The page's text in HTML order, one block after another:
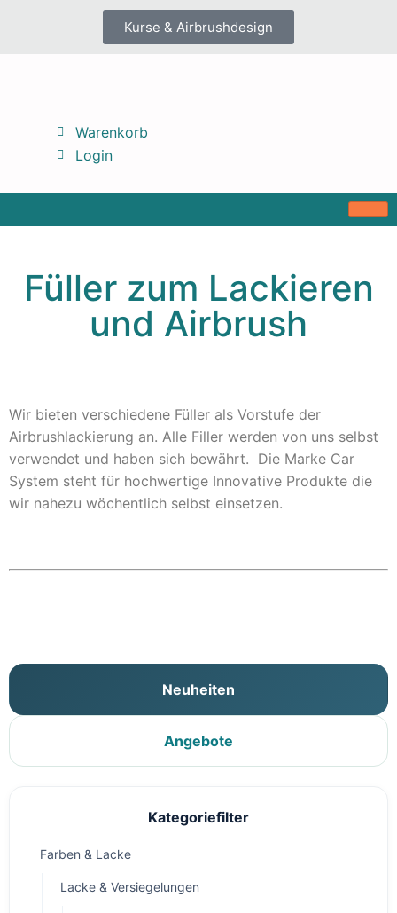
Kurse & Airbrushdesign
Warenkorb
Login
Füller zum Lackieren
und Airbrush
Wir bieten verschiedene Füller als Vorstufe der
Airbrushlackierung an. Alle Filler werden von uns selbst
verwendet und haben sich bewährt. Die Marke Car
System steht für hochwertige Innovative Produkte die
wir nahezu wöchentlich selbst einsetzen.
Neuheiten
Angebote
Kategoriefilter
Farben & Lacke
Lacke & Versiegelungen